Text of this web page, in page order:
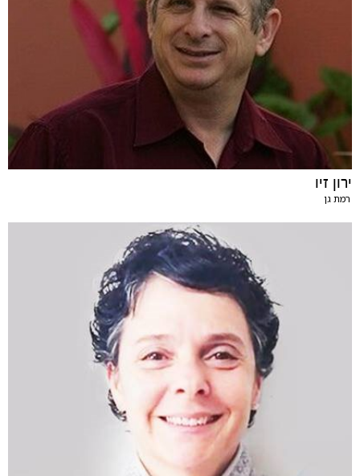
ירון זיו
רמת גן